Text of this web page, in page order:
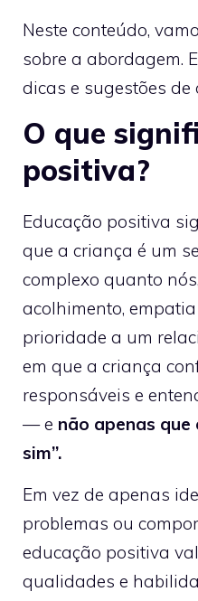
Neste conteúdo,
sobre a abordagem.
dicas e sugestões de
O que
positiva?
Educação positiva
que a criança é um
complexo quanto
acolhimento,
prioridade a um
em que a criança
responsáveis e
— e não apenas que
sim”.
Em vez de apenas
problemas ou
educação positiva
qualidades e